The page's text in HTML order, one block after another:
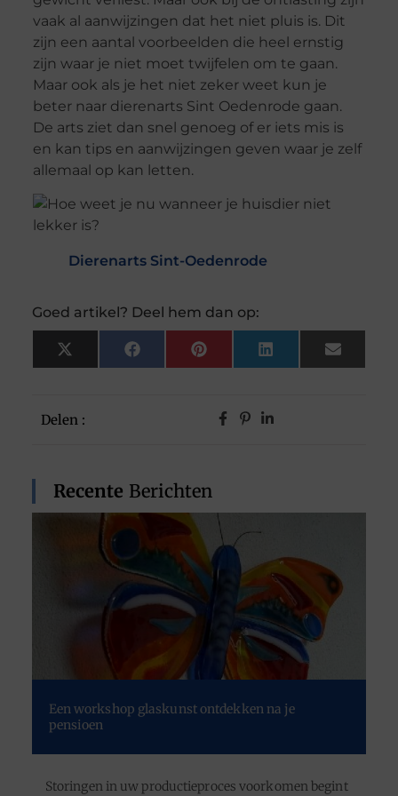
Delen :
Recente Berichten
Een workshop glaskunst ontdekken na je
pensioen
Storingen in uw productieproces voorkomen begint
vaak al aanwijzingen dat het niet pluis is. Dit
zijn een aantal voorbeelden die heel ernstig
zijn waar je niet moet twijfelen om te gaan.
Maar ook als je het niet zeker weet kun je
beter naar dierenarts Sint Oedenrode gaan.
De arts ziet dan snel genoeg of er iets mis is
en kan tips en aanwijzingen geven waar je zelf
allemaal op kan letten.
Dierenarts Sint-Oedenrode
Goed artikel? Deel hem dan op:
X
(Twitter)
FacebookPinterestLinkedInEmail